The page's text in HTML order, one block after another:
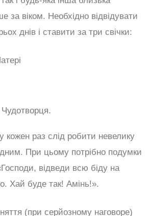
за віком. Необхідно відвідувати
днів і ставити за три свічки:
кожен раз слід робити невелику
При цьому потрібно подумки
відведи всю біду на
Хай буде так! Амінь!».
(при серйозному наговоре)